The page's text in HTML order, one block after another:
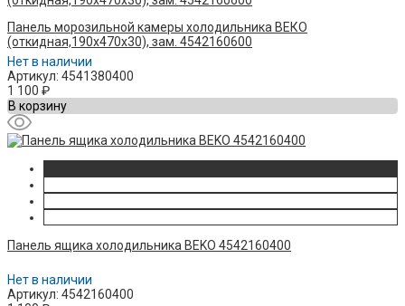
Панель морозильной камеры холодильника ВЕКО
(откидная,190x470x30), зам. 4542160600
Нет в наличии
Артикул: 4541380400
1 100 ₽
В корзину
Панель ящика холодильника BEKO 4542160400
Нет в наличии
Артикул: 4542160400